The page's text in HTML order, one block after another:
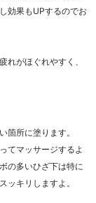
効果もUPするのでお
れがほぐれやすく、
箇所に塗ります。
てマッサージするよ
の多いひざ下は特に
ッキリしますよ。